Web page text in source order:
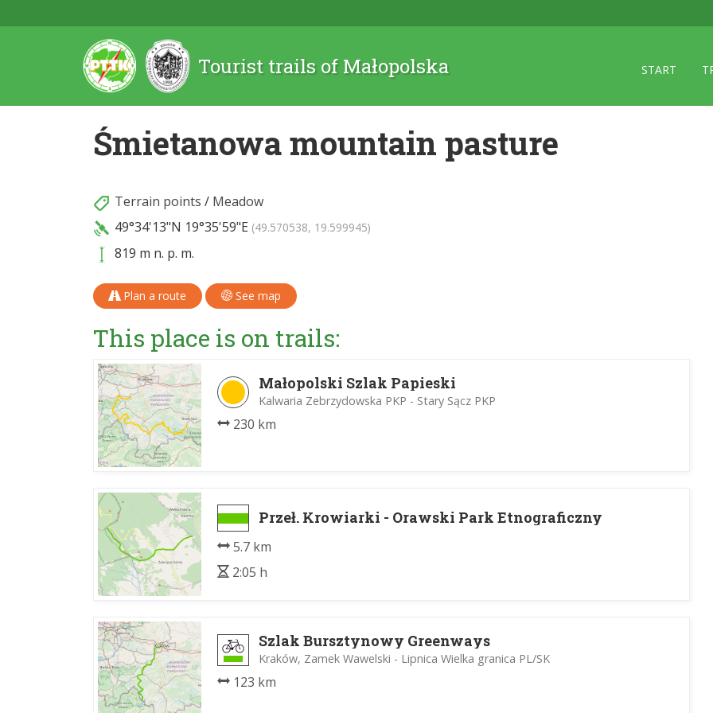
Tourist trails of Małopolska START
Śmietanowa mountain pasture
Terrain points / Meadow
49°34'13"N 19°35'59"E (49.570538, 19.599945)
819 m n. p. m.
Plan a route See map
This place is on trails:
Małopolski Szlak Papieski
Kalwaria Zebrzydowska PKP - Stary Sącz PKP
230 km
Przeł. Krowiarki - Orawski Park Etnograficzny
5.7 km
2:05 h
Szlak Bursztynowy Greenways
Kraków, Zamek Wawelski - Lipnica Wielka granica PL/SK
123 km